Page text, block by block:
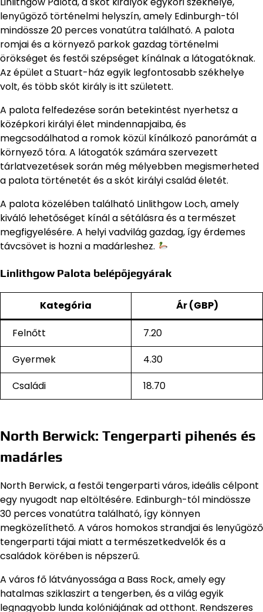
lenyűgöző történelmi helyszín, amely Edinburgh-tól
mindössze 20 perces vonatútra található. A palota
romjai és a környező parkok gazdag történelmi
örökséget és festői szépséget kínálnak a látogatóknak.
Az épület a Stuart-ház egyik legfontosabb székhelye
volt, és több skót király is itt született.
A palota felfedezése során betekintést nyerhetsz a
középkori királyi élet mindennapjaiba, és
megcsodálhatod a romok közül kínálkozó panorámát a
környező tóra. A látogatók számára szervezett
tárlatvezetések során még mélyebben megismerheted
a palota történetét és a skót királyi család életét.
A palota közelében található Linlithgow Loch, amely
kiváló lehetőséget kínál a sétálásra és a természet
megfigyelésére. A helyi vadvilág gazdag, így érdemes
távcsövet is hozni a madárleshez.
Linlithgow Palota belépőjegyárak
Kategória Ár (GBP)
Felnőtt
7.20
Gyermek
4.30
Családi
18.70
North Berwick: Tengerparti pihenés és
madárles
North Berwick, a festői tengerparti város, ideális célpont
egy nyugodt nap eltöltésére. Edinburgh-tól mindössze
30 perces vonatútra található, így könnyen
megközelíthető. A város homokos strandjai és lenyűgöző
tengerparti tájai miatt a természetkedvelők és a
családok körében is népszerű.
A város fő látványossága a Bass Rock, amely egy
hatalmas sziklaszirt a tengerben, és a világ egyik
legnagyobb lunda kolóniájának ad otthont. Rendszeres